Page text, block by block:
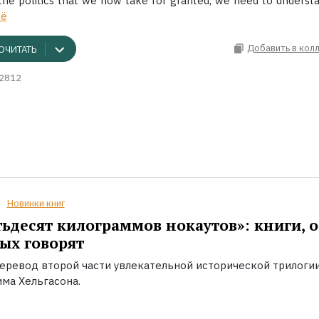
Добавить в
Новинки книг
килограммов нокаутов»: книги, о
говорят
второй части увлекательной исторической
Хельгасона.